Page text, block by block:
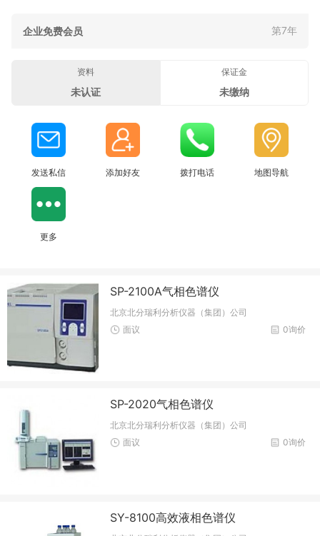
企业免费会员 第7年
资料
未认证
保证金
未缴纳
发送私信 添加好友 拨打电话 地图导航
更多
SP-2100A气相色谱仪
北京北分瑞利分析仪器（集团）公司
0询价
面议
SP-2020气相色谱仪
北京北分瑞利分析仪器（集团）公司
0询价
面议
SY-8100高效液相色谱仪